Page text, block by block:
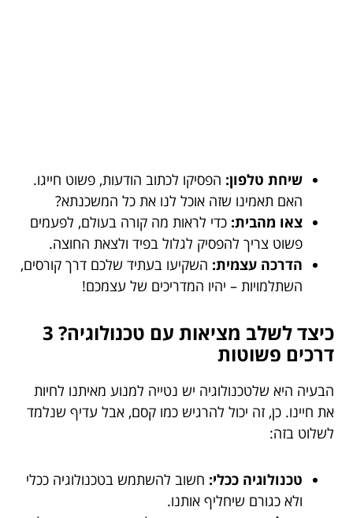
שיחת טלפון: הפסיקו לכתוב הודעות, פשוט חייגו.
האם תאמינו שזה אוכל לנו את כל המשכנתא?
צאו מהבית: כדי לראות מה קורה בעולם, לפעמים
פשוט צריך להפסיק לגלול בפיד ולצאת החוצה.
הדרכה עצמית: השקיעו בעתיד שלכם דרך קורסים,
השתלמויות – יהיו המדריכים של עצמכם!
כיצד לשלב מציאות עם טכנולוגיה? 3
דרכים פשוטות
הבעיה היא שלטכנולוגיה יש נטייה למנוע מאיתנו לחיות
את חיינו. כן, זה יכול להרגיש כמו קסם, אבל עדיף שנלמד
לשלוט בזה:
טכנולוגיה ככלי: חשוב להשתמש בטכנולוגיה ככלי
ולא כגורם שיחליף אותנו.